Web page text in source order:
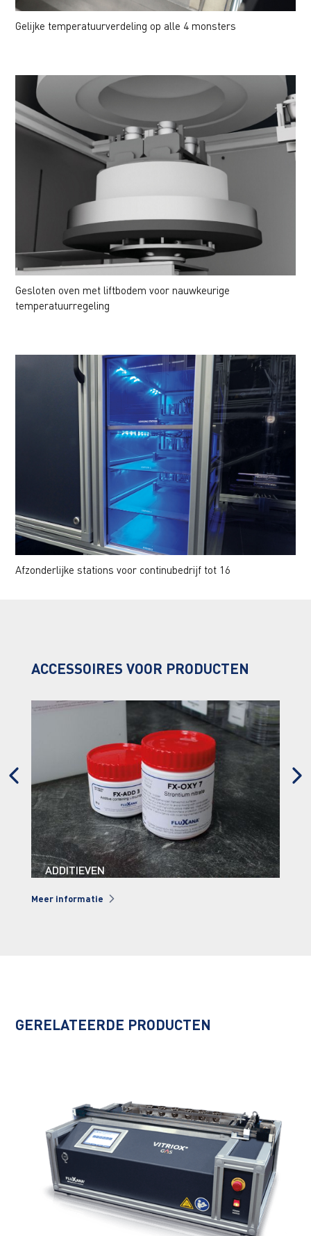
Gelijke temperatuurverdeling op alle 4 monsters
Gesloten oven met liftbodem voor nauwkeurige
temperatuurregeling
Afzonderlijke stations voor continubedrijf tot 16
ACCESSOIRES VOOR PRODUCTEN
ZUURKAST
Meer informatie
GERELATEERDE PRODUCTEN